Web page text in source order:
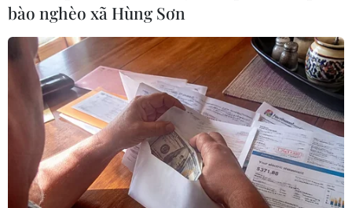
#LS 2021
#V-League 2021
#Bóng đá Hạng Nhất quốc gia
#VPF #Tin bóng đá
bào nghèo xã Hùng Sơn